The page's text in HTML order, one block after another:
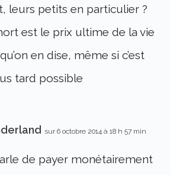
leurs petits en particulier ?
est le prix ultime de la vie
en dise, même si c’est
tard possible
sur 6 octobre 2014 à 18 h 57 min
de payer monétairement